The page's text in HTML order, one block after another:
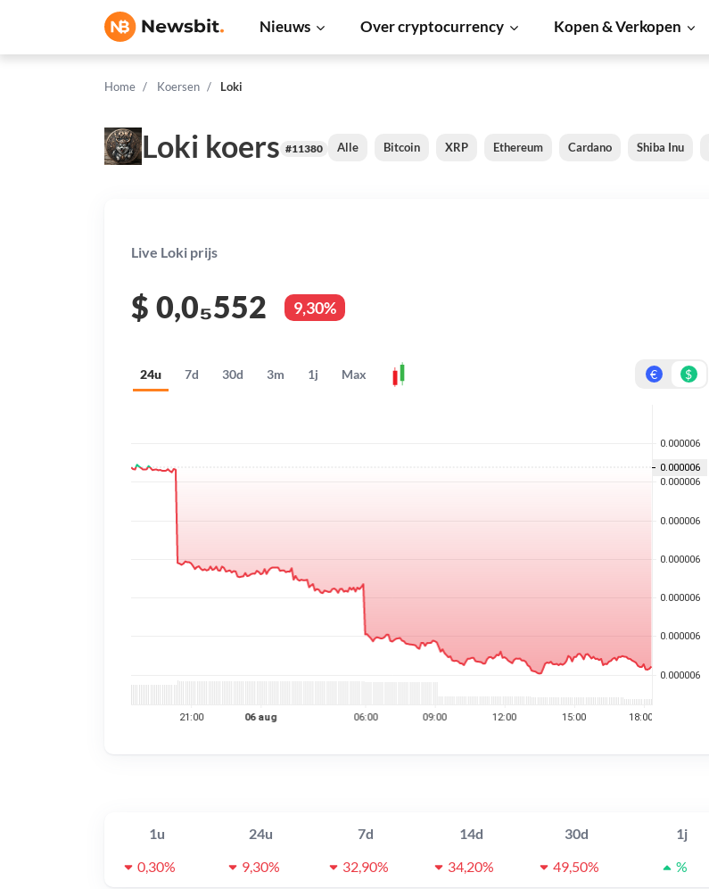
Nieuws Over cryptocurrency Kopen & Verkopen
Home Koersen Loki
Loki koers #11380 Alle Bitcoin XRP Ethereum Cardano Shiba Inu
Live Loki prijs
$ 0,0₅552 9,30%
24u 7d 30d 3m 1j Max € $
1u 24u 7d 14d 30d
1j
0,30%
9,30% 32,90% 34,20% 49,50% %